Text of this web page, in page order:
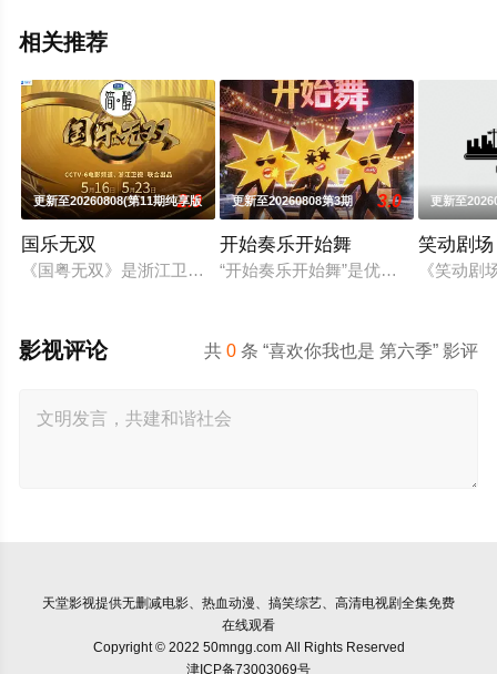
相关推荐
更新至20260808(第11期纯享版
2.0
国乐无双
《国粤无双》是浙江卫视、中央宣传部电影卫星频道联合推出
更新至20260808第3期 3.0
开始奏乐开始舞
“开始奏乐开始舞”是优酷2026年即
更新至
笑动剧场
《笑动剧
共0 条 “喜欢你我也是 第六季” 影评
影视评论
天堂影视提供无删减电影、热血动漫、搞笑综艺、高清电视剧全集免费
在线观看
Copyright © 2022 50mngg.com All Rights Reserved
津ICP备73003069号